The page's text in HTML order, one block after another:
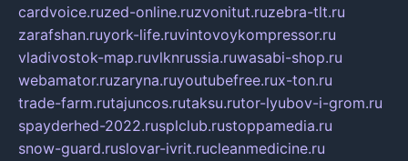
cardvoice.ruzed-online.ruzvonitut.ruzebra-tlt.ru
zarafshan.ruyork-life.ruvintovoykompressor.ru
vladivostok-map.ruvlknrussia.ruwasabi-shop.ru
webamator.ruzaryna.ruyoutubefree.rux-ton.ru
trade-farm.rutajuncos.rutaksu.rutor-lyubov-i-grom.ru
spayderhed-2022.rusplclub.rustoppamedia.ru
snow-guard.ruslovar-ivrit.rucleanmedicine.ru